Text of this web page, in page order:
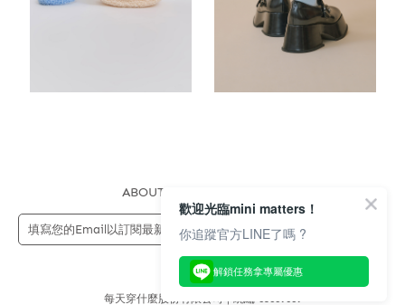
ABOUT US
每天穿什麼股份有限公司 | 統編 83689089
歡迎光臨mini matters！
你追蹤官方LINE了嗎 ?
解鎖任務拿專屬優惠